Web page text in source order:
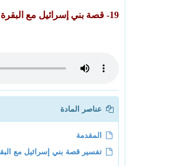
19- قصة بني إسرائيل مع البقرة 1
عناصر المادة
المقدمة
تفسير قصة بني إسرائيل مع